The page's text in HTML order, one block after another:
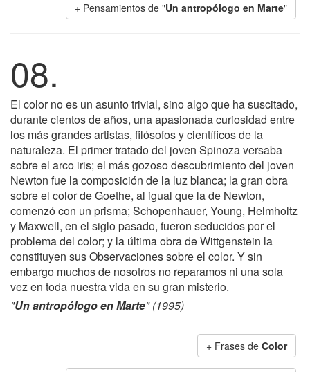
+ Pensamientos de "Un antropólogo en Marte"
08.
El color no es un asunto trivial, sino algo que ha suscitado,
durante cientos de años, una apasionada curiosidad entre
los más grandes artistas, filósofos y científicos de la
naturaleza. El primer tratado del joven Spinoza versaba
sobre el arco iris; el más gozoso descubrimiento del joven
Newton fue la composición de la luz blanca; la gran obra
sobre el color de Goethe, al igual que la de Newton,
comenzó con un prisma; Schopenhauer, Young, Helmholtz
y Maxwell, en el siglo pasado, fueron seducidos por el
problema del color; y la última obra de Wittgenstein la
constituyen sus Observaciones sobre el color. Y sin
embargo muchos de nosotros no reparamos ni una sola
vez en toda nuestra vida en su gran misterio.
"Un antropólogo en Marte" (1995)
+ Frases de Color